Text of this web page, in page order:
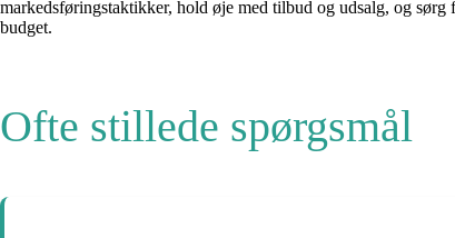
markedsføringstaktikker, hold øje med tilbud og udsalg, og
budget.
Ofte stillede spørgsmål